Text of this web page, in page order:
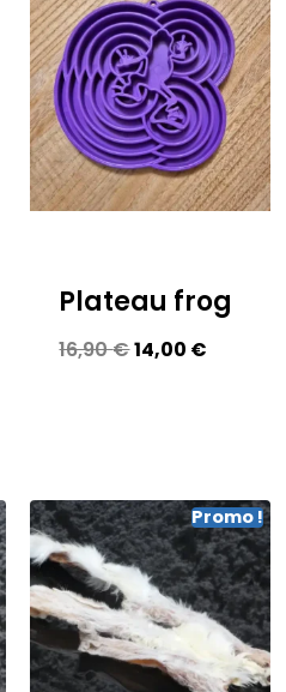
Plateau frog
16,90€14,00 €
Promo !